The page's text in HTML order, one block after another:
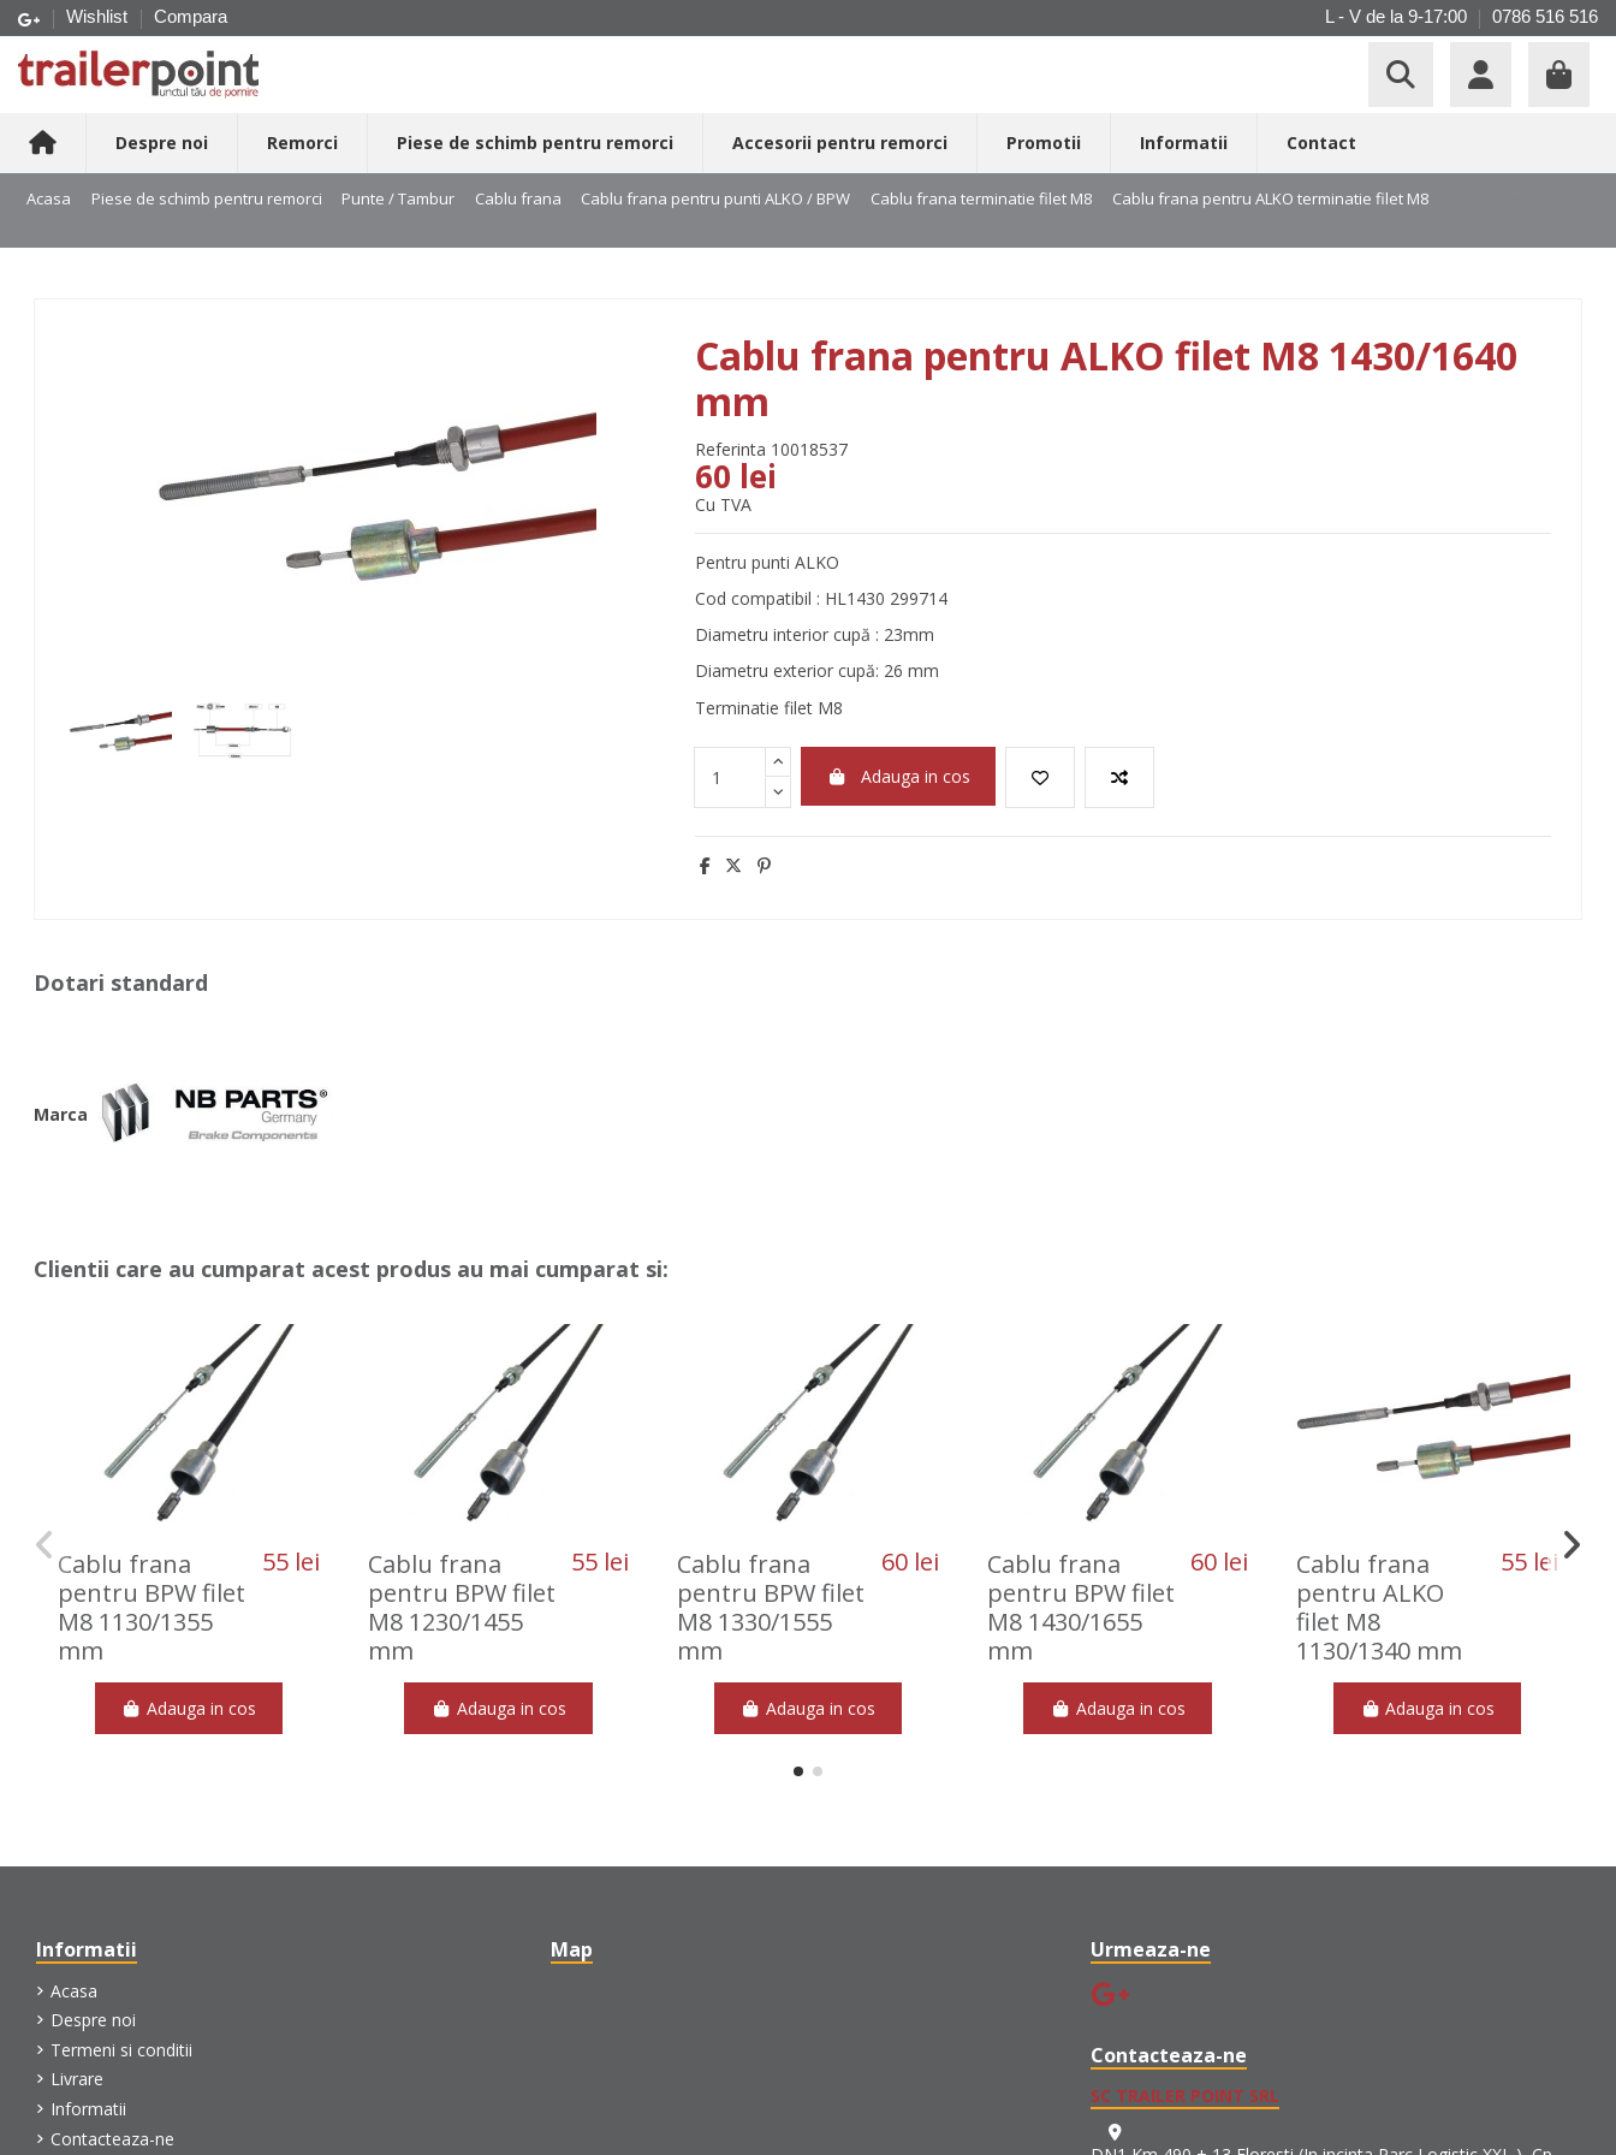
Wishlist Compara L - V de la 9-17:00 0786 516 516
Despre noi Remorci Piese de schimb pentru remorci Accesorii pentru remorci Promotii Informatii Contact
Acasa Piese de schimb pentru remorci Punte / Tambur Cablu frana Cablu frana pentru punti ALKO / BPW Cablu frana terminatie filet M8 Cablu frana pentru ALKO terminatie filet M8
Cablu frana pentru ALKO filet M8 1430/1640
mm
Referinta 10018537
60 lei
Cu TVA
Pentru punti ALKO
Cod compatibil : HL1430 299714
Diametru interior cupă : 23mm
Diametru exterior cupă: 26 mm
Terminatie filet M8
Adauga in cos
Dotari standard
Marca
Clientii care au cumparat acest produs au mai cumparat si:
Cablu frana
pentru BPW filet
M8 1130/1355
mm
55 lei
Adauga in cos
Cablu frana
pentru BPW filet
M8 1230/1455
mm
55 lei
Adauga in cos
Cablu frana
pentru BPW filet
M8 1330/1555
mm
60 lei
Adauga in cos
Cablu frana
pentru BPW filet
M8 1430/1655
mm
60 lei
Adauga in cos
Cablu frana
pentru ALKO
filet M8
1130/1340 mm
55 lei
Adauga in cos
Informatii
Acasa
Despre noi
Termeni si conditii
Livrare
Informatii
Contacteaza-ne
Map Urmeaza-ne
Contacteaza-ne
SC TRAILER POINT SRL